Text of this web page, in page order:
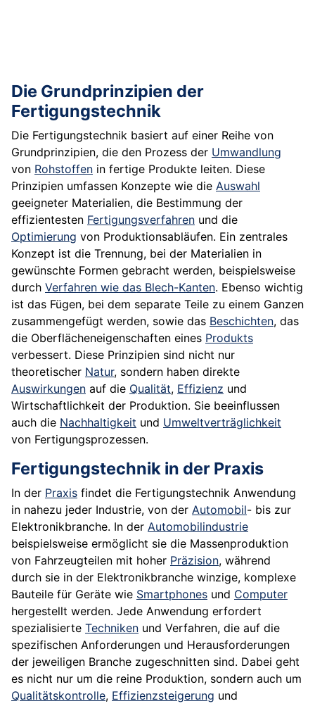
Die Grundprinzipien der
Fertigungstechnik
Die Fertigungstechnik basiert auf einer Reihe von
Grundprinzipien, die den Prozess der Umwandlung
von Rohstoffen in fertige Produkte leiten. Diese
Prinzipien umfassen Konzepte wie die Auswahl
geeigneter Materialien, die Bestimmung der
effizientesten Fertigungsverfahren und die
Optimierung von Produktionsabläufen. Ein zentrales
Konzept ist die Trennung, bei der Materialien in
gewünschte Formen gebracht werden, beispielsweise
durch Verfahren wie das Blech-Kanten. Ebenso wichtig
ist das Fügen, bei dem separate Teile zu einem Ganzen
zusammengefügt werden, sowie das Beschichten, das
die Oberflächeneigenschaften eines Produkts
verbessert. Diese Prinzipien sind nicht nur
theoretischer Natur, sondern haben direkte
Auswirkungen auf die Qualität, Effizienz und
Wirtschaftlichkeit der Produktion. Sie beeinflussen
auch die Nachhaltigkeit und Umweltverträglichkeit
von Fertigungsprozessen.
Fertigungstechnik in der Praxis
In der Praxis findet die Fertigungstechnik Anwendung
in nahezu jeder Industrie, von der Automobil- bis zur
Elektronikbranche. In der Automobilindustrie
beispielsweise ermöglicht sie die Massenproduktion
von Fahrzeugteilen mit hoher Präzision, während
durch sie in der Elektronikbranche winzige, komplexe
Bauteile für Geräte wie Smartphones und Computer
hergestellt werden. Jede Anwendung erfordert
spezialisierte Techniken und Verfahren, die auf die
spezifischen Anforderungen und Herausforderungen
der jeweiligen Branche zugeschnitten sind. Dabei geht
es nicht nur um die reine Produktion, sondern auch um
Qualitätskontrolle, Effizienzsteigerung und